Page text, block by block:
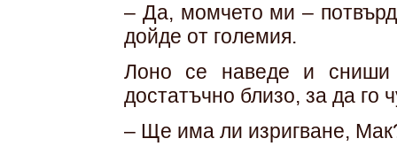
– Да, момчето ми –
дойде от големия.
Лоно се наведе и сниши
достатъчно близо, за да го
– Ще има ли изригване,